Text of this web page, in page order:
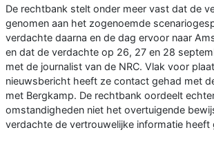
De rechtbank stelt onder meer vast dat de
genomen aan het zogenoemde
verdachte daarna en de dag ervoor naar
en dat de verdachte op 26, 27 en 28
met de journalist van de NRC. Vlak voor
nieuwsbericht heeft ze contact gehad met
met Bergkamp. De rechtbank oordeelt
omstandigheden niet het overtuigende
verdachte de vertrouwelijke informatie heeft